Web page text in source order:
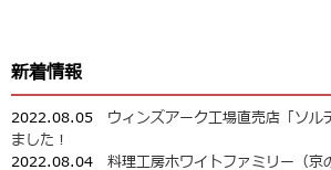
新着情報
2022.08.05 ウィンズアーク工場直売店「ソル
ました！
2022.08.04 料理工房ホワイトファミリー（京